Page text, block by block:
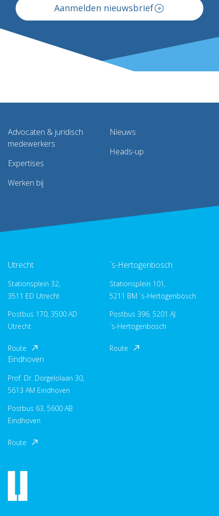
Aanmelden nieuwsbrief
Advocaten & juridisch
medewerkers
Expertises
Werken bij
Nieuws
Heads-up
Utrecht
Stationsplein 32,
3511 ED Utrecht
Postbus 170, 3500 AD
Utrecht
Route
´s-Hertogenbosch
Stationsplein 101,
5211 BM ´s-Hertogenbosch
Postbus 396, 5201 AJ
´s-Hertogenbosch
Route
Eindhoven
Prof. Dr. Dorgelolaan 30,
5613 AM Eindhoven
Postbus 63, 5600 AB
Eindhoven
Route